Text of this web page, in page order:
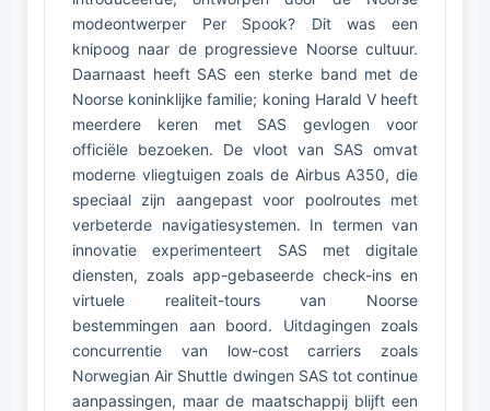
modeontwerper Per Spook? Dit was een
knipoog naar de progressieve Noorse cultuur.
Daarnaast heeft SAS een sterke band met de
Noorse koninklijke familie; koning Harald V heeft
meerdere keren met SAS gevlogen voor
officiële bezoeken. De vloot van SAS omvat
moderne vliegtuigen zoals de Airbus A350, die
speciaal zijn aangepast voor poolroutes met
verbeterde navigatiesystemen. In termen van
innovatie experimenteert SAS met digitale
diensten, zoals app-gebaseerde check-ins en
virtuele realiteit-tours van Noorse
bestemmingen aan boord. Uitdagingen zoals
concurrentie van low-cost carriers zoals
Norwegian Air Shuttle dwingen SAS tot continue
aanpassingen, maar de maatschappij blijft een